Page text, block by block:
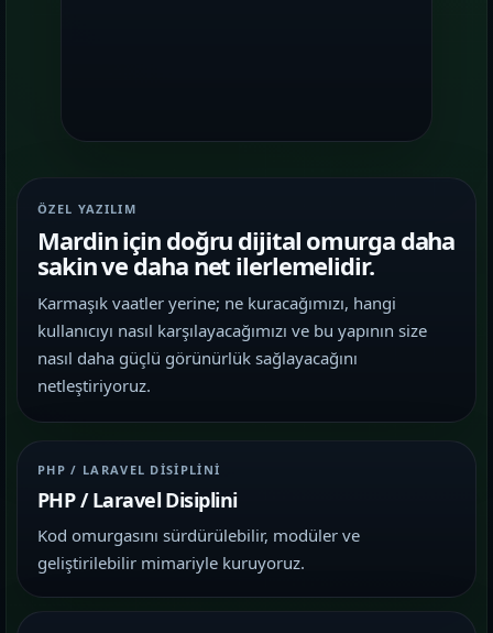
ÖZEL YAZILIM
Mardin için doğru dijital omurga daha
sakin ve daha net ilerlemelidir.
Karmaşık vaatler yerine; ne kuracağımızı, hangi
kullanıcıyı nasıl karşılayacağımızı ve bu yapının size
nasıl daha güçlü görünürlük sağlayacağını
netleştiriyoruz.
PHP / LARAVEL DISIPLINI
PHP / Laravel Disiplini
Kod omurgasını sürdürülebilir, modüler ve
geliştirilebilir mimariyle kuruyoruz.